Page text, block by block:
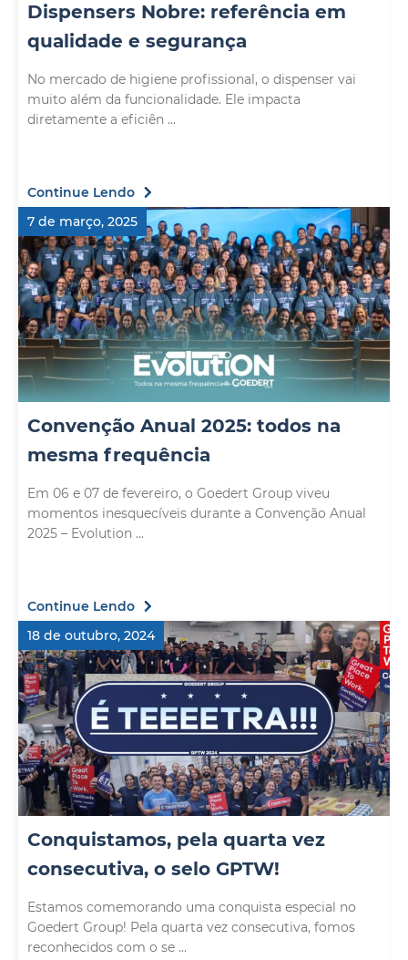
Dispensers Nobre: referência em
qualidade e segurança
No mercado de higiene profissional, o dispenser vai
muito além da funcionalidade. Ele impacta
diretamente a eficiên ...
Continue Lendo
7 de março, 2025
Convenção Anual 2025: todos na
mesma frequência
Em 06 e 07 de fevereiro, o Goedert Group viveu
momentos inesquecíveis durante a Convenção Anual
2025 – Evolution ...
Continue Lendo
18 de outubro, 2024
Conquistamos, pela quarta vez
consecutiva, o selo GPTW!
Estamos comemorando uma conquista especial no
Goedert Group! Pela quarta vez consecutiva, fomos
reconhecidos com o se ...